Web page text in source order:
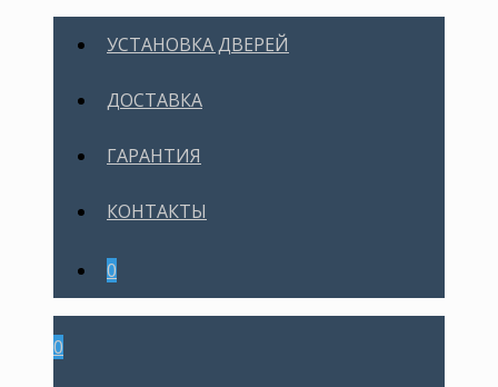
УСТАНОВКА ДВЕРЕЙ
ДОСТАВКА
ГАРАНТИЯ
КОНТАКТЫ
0
0